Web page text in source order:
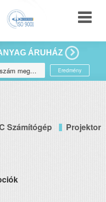
ÁRUHÁZ
Eredmény
Számítógép
Projektor